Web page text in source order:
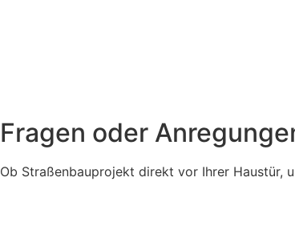
Fragen oder
Ob Straßenbauprojekt direkt vor Ihrer Haustür,